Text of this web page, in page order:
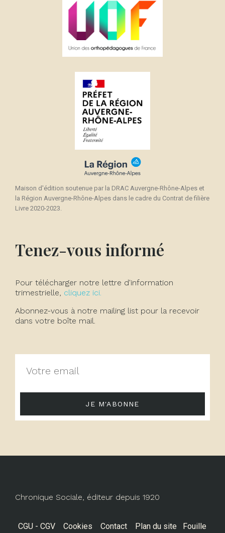
Maison d'édition soutenue par la DRAC Auvergne-Rhône-Alpes et
la Région Auvergne-Rhône-Alpes dans le cadre du Contrat de filière
Livre 2020-2023.
Tenez-vous informé
Pour télécharger notre lettre d'information
trimestrielle, cliquez ici.
Abonnez-vous à notre mailing list pour la recevoir
dans votre boîte mail.
JE M'ABONNE
Chronique Sociale, éditeur depuis 1920
CGU - CGV Cookies Contact Plan du site
Fouille